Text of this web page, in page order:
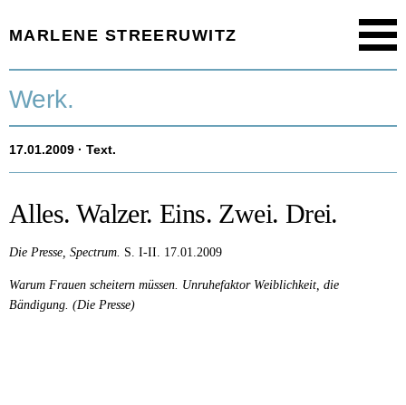
MARLENE STREERUWITZ
Timeline.
Texte.
Aktuell.
Person.
Werk.
17.01.2009 · Text.
Alles. Walzer. Eins. Zwei. Drei.
Die Presse, Spectrum. S. I-II. 17.01.2009
Warum Frauen scheitern müssen. Unruhefaktor Weiblichkeit, die
Bändigung. (Die Presse)